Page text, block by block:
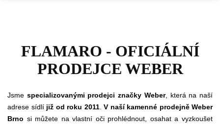
FLAMARO - OFICIÁLNÍ
PRODEJCE WEBER
Jsme specializovanými prodejci značky Weber, která na naší
adrese sídlí již od roku 2011. V naší kamenné prodejně Weber
Brno si můžete na vlastní oči prohlédnout, osahat a vyzkoušet